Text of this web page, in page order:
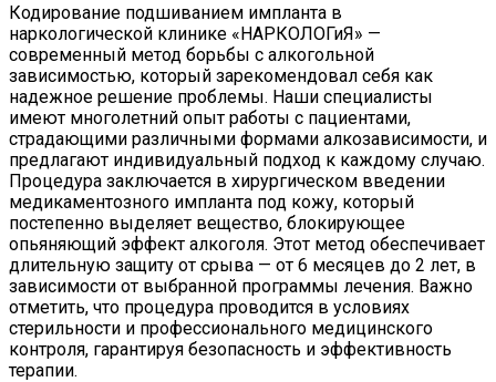
Кодирование подшиванием импланта в
наркологической клинике «НАРКОЛОГиЯ» —
современный метод борьбы с алкогольной
зависимостью, который зарекомендовал себя как
надежное решение проблемы. Наши специалисты
имеют многолетний опыт работы с пациентами,
страдающими различными формами алкозависимости, и
предлагают индивидуальный подход к каждому случаю.
Процедура заключается в хирургическом введении
медикаментозного импланта под кожу, который
постепенно выделяет вещество, блокирующее
опьяняющий эффект алкоголя. Этот метод обеспечивает
длительную защиту от срыва — от 6 месяцев до 2 лет, в
зависимости от выбранной программы лечения. Важно
отметить, что процедура проводится в условиях
стерильности и профессионального медицинского
контроля, гарантируя безопасность и эффективность
терапии.